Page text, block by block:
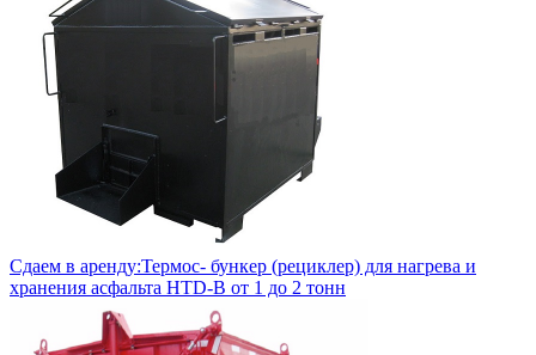
Сдаем в аренду:Термос- бункер (рециклер) для нагрева и
хранения асфальта HTD-B от 1 до 2 тонн